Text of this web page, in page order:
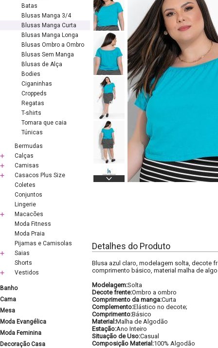
Batas
Blusas Manga 3/4
Blusas Manga Curta
Blusas Manga Longa
Blusas Ombro a Ombro
Blusas Sem Manga
Blusas de Alça
Bodies
Ciganinhas
Croppeds
Regatas
T-shirts
Tomara que caia
Túnicas
Bermudas
Calças
Camisas
Casacos Plus Size
Coletes
Conjuntos
Lingerie
Macacões
Moda Fitness
Moda Praia
Pijamas e Camisolas
Saias
Shorts
Vestidos
Banho
Cama
Mesa
Moda Evangélica
Moda Feminina
Decoração Casa
Detalhes do Produto
Blusa azul claro, modelagem solta, decote
comprimento básico, material malha de
Modelagem:Solta
Decote frente:Ombro a ombro
Comprimento da manga:Curta
Complemento:Elástico no decote;
Comprimento:Básico
Material:Malha de Algodão
Estação:Ano Inteiro
Situação de Uso:Casual
Composição Material:100% Algodão